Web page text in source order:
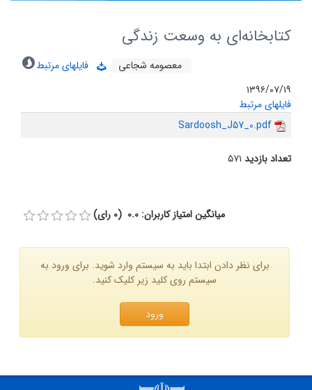
کتابخانه‌ای به وسعت زندگی
معصومه شجاعی
فایلهای مرتبط
۱۳۹۶/۰۷/۱۹
فایلهای مرتبط
Sardoosh_J57_0.pdf
تعداد بازدید ۵۷۱
میانگین امتیاز کاربران: 0.0 (0 رای)
برای نظر دادن ابتدا باید به سیستم وارد شوید. برای ورود به
سیستم روی کلید زیر کلیک کنید.
ورود